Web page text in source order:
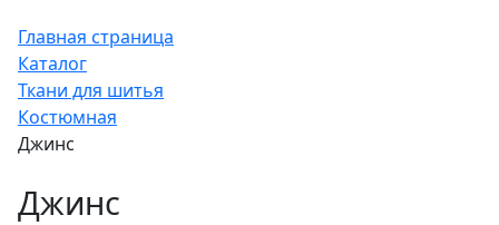
Главная страница
Каталог
Ткани для шитья
Костюмная
Джинс
Джинс